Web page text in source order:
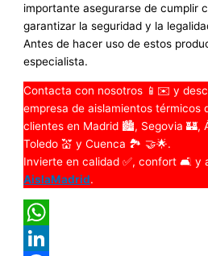
importante asegurarse de cumplir
garantizar la seguridad y la
Antes de hacer uso de estos
especialista.
Contacta con nosotros 📱✉️ y
empresa de aislamientos térmicos
clientes en Madrid 🏙️, Segovia 🏰,
Toledo 💒 y Cuenca 🏞️ 🤝🌟.
Invierte en calidad ✅, confort 🛋️ y
AislaMadrid.
WhatsApp